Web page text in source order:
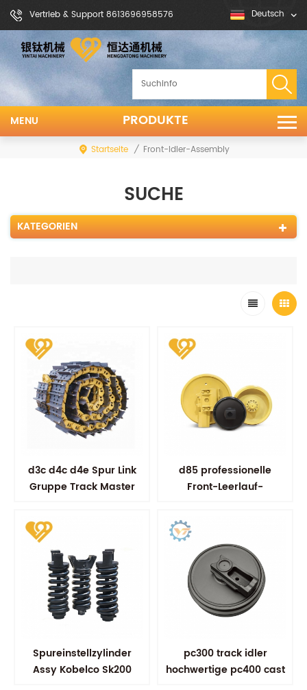
Vertrieb & Support 8613696958576 Deutsch
PRODUKTE
MENU
Startseite / Front-Idler-Assembly
SUCHE
KATEGORIEN
d3c d4c d4e Spur Link
Gruppe Track Master
d85 professionelle
Front-Leerlauf-
Spureinstellzylinder
Assy Kobelco Sk200
pc300 track idler
hochwertige pc400 cast